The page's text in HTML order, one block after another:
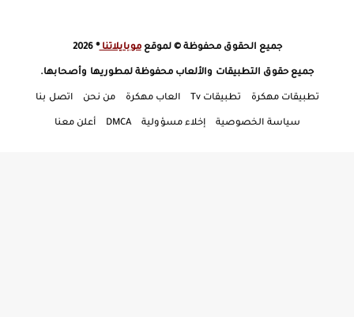
جميع الحقوق محفوظة © لموقعموبايلاتنا® 2026
جميع حقوق التطبيقات والألعاب محفوظة لمطوريها وأصحابها.
تطبيقات مهكرة تطبيقات Tv العاب مهكرة من نحن اتصل بنا
سياسة الخصوصية إخلاء مسؤولية DMCA أعلن معنا